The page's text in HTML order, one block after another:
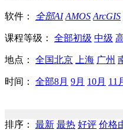
软件： 全部AI AMOS ArcGIS
课程等级： 全部初级 中级
地点： 全国北京 上海 广州
时间： 全部8月 9月 10月 11
排序： 最新 最热 好评 价格